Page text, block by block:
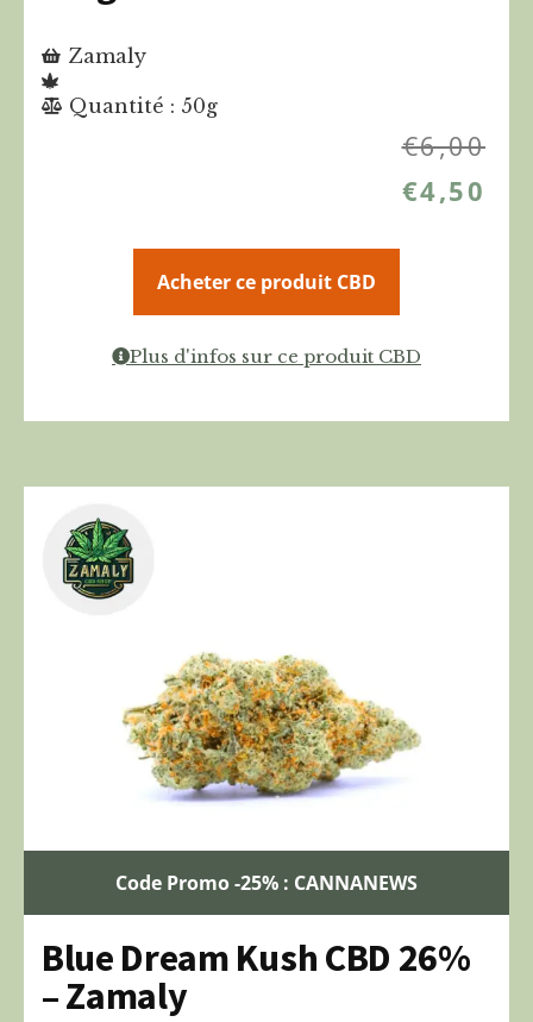
Zamaly
Quantité : 50g
€6,00
€4,50
Acheter ce produit CBD
Plus d'infos sur ce produit CBD
Code Promo -25% : CANNANEWS
Blue Dream Kush CBD 26%
– Zamaly